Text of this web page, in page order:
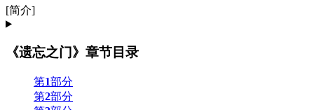
[简介]
《遗忘之门》章节目录
第1部分
第2部分